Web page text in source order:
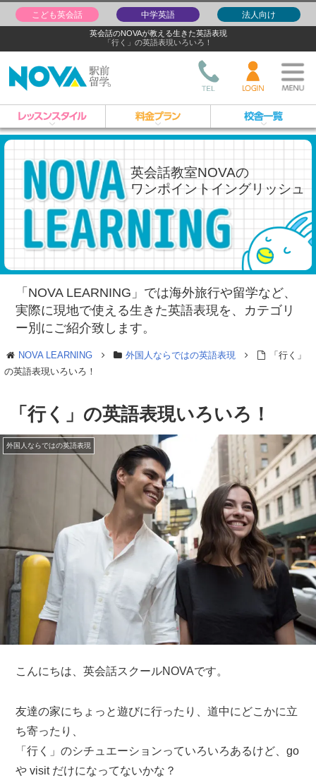
英会話のNOVAが教える生きた英語表現
「行く」の英語表現いろいろ！
こども英会話 中学英語 法人向け
英会話教室NOVAの
ワンポイントイングリッシュ
「NOVA LEARNING」では海外旅行や留学など、
実際に現地で使える生きた英語表現を、 カテゴリ
ー別にご紹介致します。
NOVA LEARNING 外国人ならではの英語表現
「行く」
の英語表現いろいろ！
「行く」の英語表現いろいろ！
外国人ならではの英語表現
こんにちは、英会話スクールNOVAです。
友達の家にちょっと遊びに行ったり、道中にどこかに立
ち寄ったり、
「行く」のシチュエーションっていろいろあるけど、go
や visit だけになってないかな？